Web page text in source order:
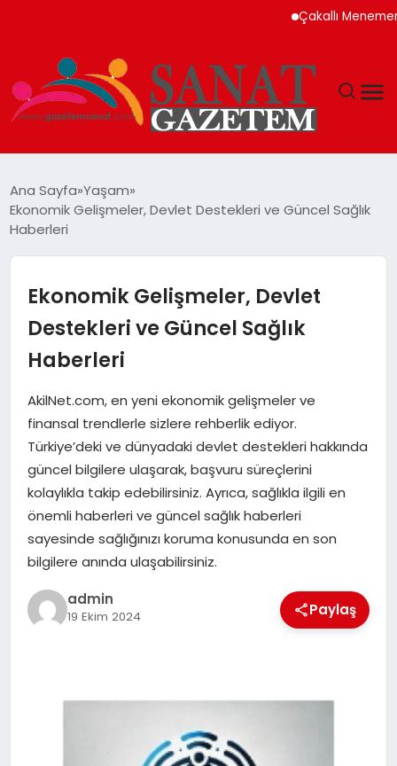
Çakallı Menemeni
TEKNOLOJI
YAŞAM
EKONOMI
SAĞLIK
DÜNYA
EĞITIM
Ana Sayfa Yaşam
Ekonomik Gelişmeler, Devlet Destekleri ve Güncel Sağlık
Haberleri
Ekonomik Gelişmeler, Devlet
Destekleri ve Güncel Sağlık
Haberleri
AkilNet.com, en yeni ekonomik gelişmeler ve
finansal trendlerle sizlere rehberlik ediyor.
Türkiye’deki ve dünyadaki devlet destekleri hakkında
güncel bilgilere ulaşarak, başvuru süreçlerini
kolaylıkla takip edebilirsiniz. Ayrıca, sağlıkla ilgili en
önemli haberleri ve güncel sağlık haberleri
sayesinde sağlığınızı koruma konusunda en son
bilgilere anında ulaşabilirsiniz.
admin
19 Ekim 2024 Paylaş